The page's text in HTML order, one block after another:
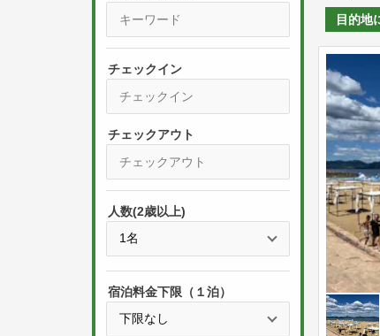
チェックイン
r
s
s
e
P
r
s
t
人数(2歳以上)
宿泊料金下限（１泊）
目的地